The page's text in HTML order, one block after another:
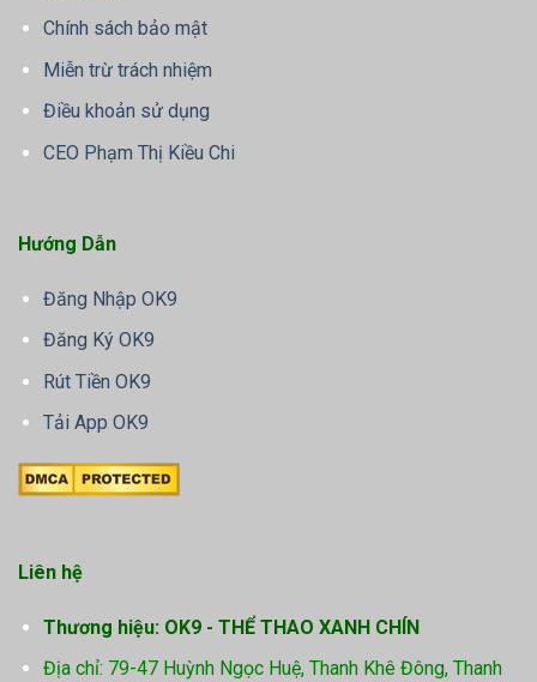
Chính sách bảo mật
Miễn trừ trách nhiệm
Điều khoản sử dụng
CEO Phạm Thị Kiều Chi
Hướng Dẫn
Đăng Nhập OK9
Đăng Ký OK9
Rút Tiền OK9
Tải App OK9
Liên hệ
Thương hiệu: OK9 - THỂ THAO XANH CHÍN
Địa chỉ: 79-47 Huỳnh Ngọc Huệ, Thanh Khê Đông, Thanh